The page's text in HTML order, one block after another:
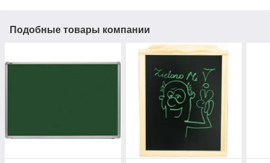
Подобные товары компании